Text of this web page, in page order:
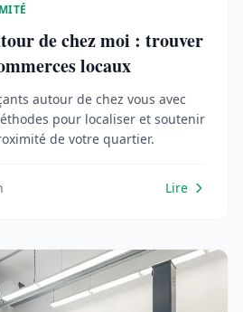
de chez moi : trouver
locaux
autour de chez vous avec
pour localiser et soutenir
de votre quartier.
Lire